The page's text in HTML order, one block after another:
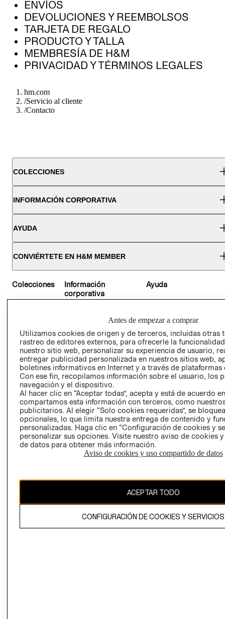
ENVÍOS
DEVOLUCIONES Y REEMBOLSOS
TARJETA DE REGALO
PRODUCTO Y TALLA
MEMBRESÍA DE H&M
PRIVACIDAD Y TÉRMINOS LEGALES
hm.com
/Servicio al cliente
/Contacto
COLECCIONES
INFORMACIÓN CORPORATIVA
AYUDA
CONVIÉRTETE EN H&M MEMBER
Colecciones
NIÑOS
Información
corporativa
TRABAJAR EN
H&M
ACERCA DEL
GRUPO H&M
SOSTENIBILIDAD
PRENSA
RELACIÓN CON
INVERSONISTAS
POLÍTICA
EMPRESARIAL
PROGRAMA DE
TRANSPARENCIA
PROGRAMA DE
Y ÉTICA (INGLÉS)
Ayuda
SERVICIO AL
CLIENTE
MI CUENTA
NUESTRAS
RETIRO EN
TÉRMINOS Y
CONDICIONES
AVISO DE
PRIVACIDAD
GIFT CARD
DE INDUSTRIA Y
PETICIONES
Antes de empezar a comprar
Utilizamos cookies de origen y de terceros, incluidas otras
rastreo de editores externos, para ofrecerle la
nuestro sitio web, personalizar su experiencia de usuario,
entregar publicidad personalizada en nuestros sitios web,
boletines informativos en Internet y a través de plataformas
Con ese fin, recopilamos información sobre el usuario, los
navegación y el dispositivo.
Al hacer clic en “Aceptar todas”, acepta y está de acuerdo
compartamos esta información con terceros, como
publicitarios. Al elegir “Solo cookies requeridas”, se
opcionales, lo que limita nuestra entrega de contenido y
personalizadas. Haga clic en “Configuración de cookies y
personalizar sus opciones. Visite nuestro aviso de cookies
de datos para obtener más información.
Aviso de cookies y uso compartido de datos
ACEPTAR TODO
CONFIGURACIÓN DE COOKIES Y SERVICIOS